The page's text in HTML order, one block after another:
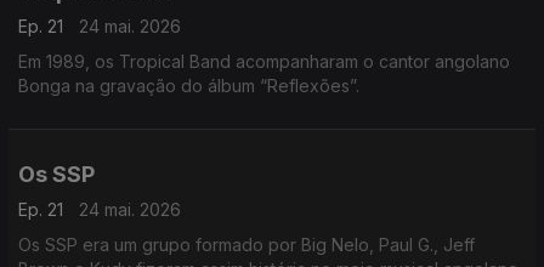
Ep. 21
24 mai. 2026
Em 1989, os Tropical Band acompanharam o cantor angolano
Bonga na gravação do álbum “Reflexões”.
Os SSP
Ep. 21
24 mai. 2026
Os SSP era um grupo formado por Big Nelo, Paul G., Jeff